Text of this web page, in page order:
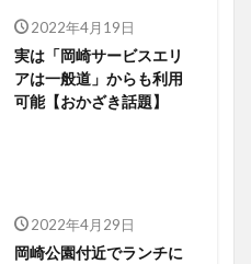
2022年4月19日
実は「岡崎サービスエリ
アは一般道」からも利用
可能【おかざき話題】
2022年4月29日
岡崎公園付近でランチに